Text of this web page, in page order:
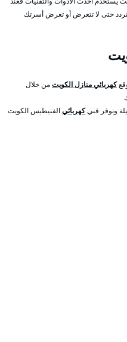
حتى لا تتعرض أو تعرض أسرتك
كهربائي منازل الكويتمن خلال
ونوفر فنيكهربائيالفنيطيس الكويت